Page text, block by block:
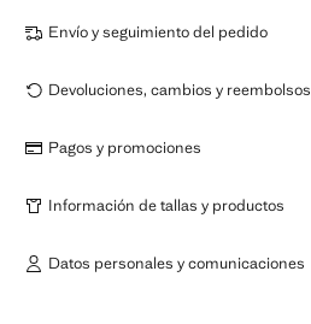
Envío y seguimiento del pedido
Devoluciones, cambios y reembolsos
Pagos y promociones
Información de tallas y productos
Datos personales y comunicaciones